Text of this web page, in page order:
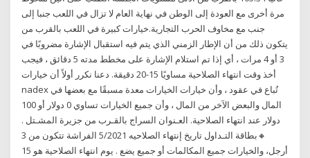
مرة أخرى مع العودة إلى الوطن في نهاية العام لا تزال في اللعب جنبا إلى
جنب مع مخاوف الحرب التجارية.خيارات كبيرة في اللعب بالقرب من
يتكون ذلك من أن الإطار الزمني الذي يتم فيه استقبال الإشارة مضروبًا في
3 أو 4 مرات ، أي إذا تم استلام الإشارة على مخطط مدته 5 دقائق ، فيجب
أخذ وقت انتهاء الصلاحية مساويًا 15-20 دقيقة. دعنا نكرر أولاً أن خيارات
nadex تُباع في عقود ، وأن خيارات الخيارات معدة مسبقًا مع بعضها في
المال والبعض الآخر من المال ، وأن جميع الخيارات تساوي 0 دولار أو 100
دولار عند انتهاء الصلاحية. العـنوان السراج بالقـرب من جزيرة المشـتل .
🔸بطاقة التـداول تاريخ إنتهاء الصلاحيه 5/2021 الفراشة تتكون من 3
أرجل، والخيارات جميع المكالمات أو جميع يضع . يوم انتهاء الصلاحية هو 15